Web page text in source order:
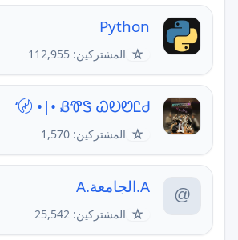
Python
☆ المشتركين: 112,955
ᏰᏡᏕ ᏇᎧᏬᏝᏧ •|• 〄‘
☆ المشتركين: 1,570
A.الجامعة.A
☆ المشتركين: 25,542